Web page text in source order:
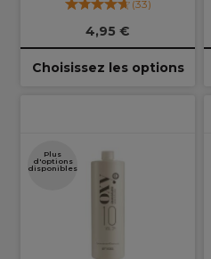
(33)
4,95 €
Choisissez les options
Plus
d'options
disponibles